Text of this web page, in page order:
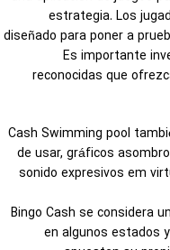
estrategia. Los
diseñado para poner a
Es importante
reconocidas que
Cash Swimming pool
de usar, gráficos
sonido expresivos em
“Bingo Cash se considera
en algunos estados